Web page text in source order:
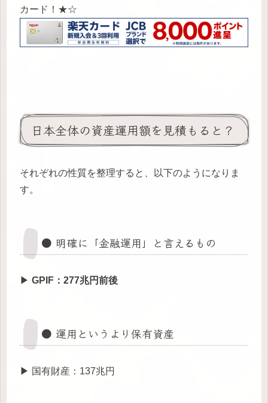
カード！★☆
日本全体の資産運用額を見積もると？
それぞれの性質を整理すると、以下のようになりま
す。
● 明確に「金融運用」と言えるもの
▶ GPIF：277兆円前後
● 運用というより保有資産
▶ 国有財産：137兆円